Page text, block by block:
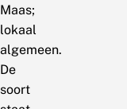
Maas;
lokaal
algemeen.
De
soort